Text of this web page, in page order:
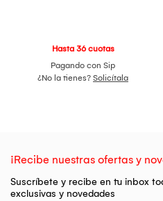
Hasta 36 cuotas
Pagando con Sip
¿No la tienes? Solicítala
¡Recibe nuestras ofertas y
Suscríbete y recibe en tu inbox
exclusivas y novedades